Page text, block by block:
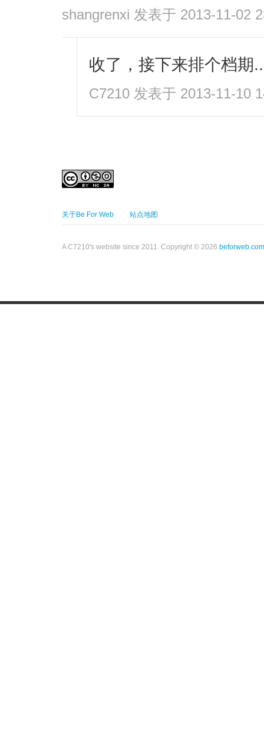
shangrenxi 发表于 2013-11-02
收了，接下来排个档期
C7210 发表于 2013-11-10
关于Be For Web 站点地图
A C7210's website since 2011. Copyright © 2026 beforweb.com